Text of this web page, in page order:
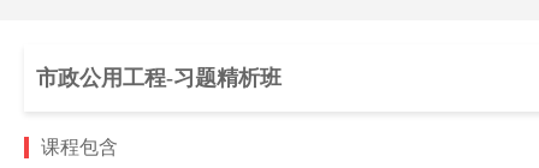
市政公用工程-习题精析班
课程包含